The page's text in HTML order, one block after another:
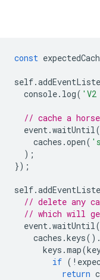
const
self.
console.log(
// cache a
event.
caches.open
self.
// delete any
// which
event.
caches.keys
keys.map
if (!